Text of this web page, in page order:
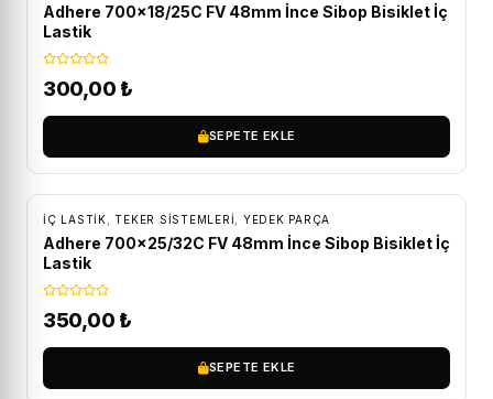
Adhere 700×18/25C FV 48mm İnce Sibop Bisiklet İç
Lastik
300,00 ₺
SEPETE EKLE
İÇ LASTIK ,TEKER SISTEMLERI YEDEK PARÇA
Adhere 700×25/32C FV 48mm İnce Sibop Bisiklet İç
Lastik
350,00 ₺
SEPETE EKLE